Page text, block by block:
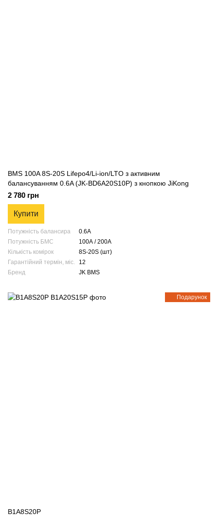
BMS 100A 8S-20S Lifepo4/Li-ion/LTO з активним
балансуванням 0.6A (JK-BD6A20S10P) з кнопкою JiKong
2 780 грн
Купити
Потужність балансира
0.6A
Потужність БМС
100А / 200А
Кількість комірок
8S-20S (шт)
Гарантійний термін, міс.
12
Бренд
JK BMS
Подарунок
B1A8S20P